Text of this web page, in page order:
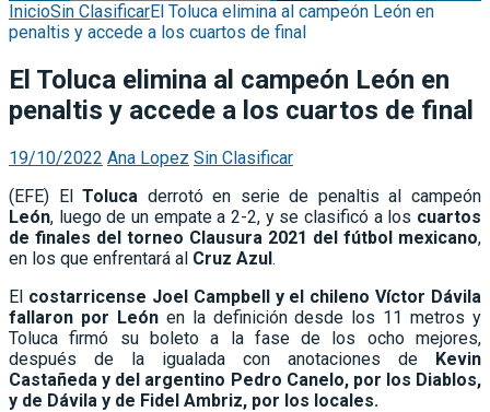
InicioSin ClasificarEl Toluca elimina al campeón León en
penaltis y accede a los cuartos de final
El Toluca elimina al campeón León en
penaltis y accede a los cuartos de final
19/10/2022 Ana Lopez Sin Clasificar
(EFE) ElToluca derrotó en serie de penaltis al campeón
León, luego de un empate a 2-2, y se clasificó a los cuartos
de finales del torneo Clausura 2021 del fútbol mexicano,
en los que enfrentará al Cruz Azul.
El costarricense Joel Campbell y el chileno Víctor Dávila
fallaron por Leónen la definición desde los 11 metros y
Toluca firmó su boleto a la fase de los ocho mejores,
después de la igualada con anotaciones de Kevin
Castañeda y del argentino Pedro Canelo, por los Diablos,
y de Dávila y de Fidel Ambriz, por los locales.